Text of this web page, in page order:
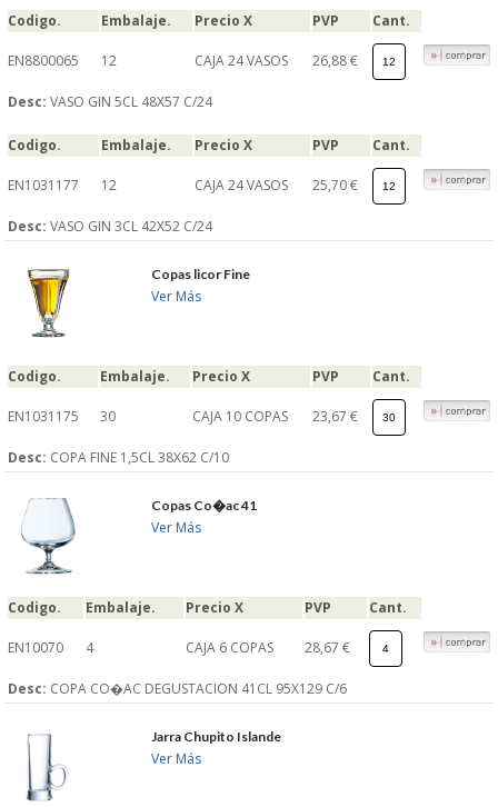
S�GUENOS EN
FACEBOOK
TWITTER
© 2026 SUMINISTROSCEM
Codigo. Embalaje. Precio X PVP Cant.
EN8800065 12 CAJA 24 VASOS 26,88 €
Desc: VASO GIN 5CL 48X57 C/24
Codigo. Embalaje. Precio X PVP Cant.
EN1031177 12 CAJA 24 VASOS 25,70 €
Desc: VASO GIN 3CL 42X52 C/24
Copas licor Fine
Ver Más
Codigo. Embalaje. Precio X PVP Cant.
EN1031175 30 CAJA 10 COPAS 23,67 €
Desc: COPA FINE 1,5CL 38X62 C/10
Copas Co�ac 41
Ver Más
Codigo. Embalaje. Precio X PVP Cant.
EN10070 4 CAJA 6 COPAS 28,67 €
Desc: COPA CO�AC DEGUSTACION 41CL 95X129 C/6
Jarra Chupito Islande
Ver Más